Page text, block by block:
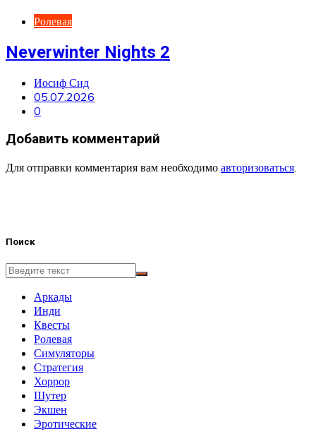
Ролевая
Neverwinter Nights 2
Иосиф Сид
05.07.2026
0
Добавить комментарий
Для отправки комментария вам необходимо авторизоваться
Поиск
Аркады
Инди
Квесты
Ролевая
Симуляторы
Стратегия
Хоррор
Шутер
Экшен
Эротические